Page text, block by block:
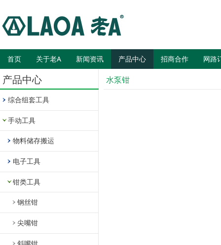
首页 关于老A 新闻资讯 产品中心 招商合作 网路
产品中心
综合组套工具
手动工具
物料储存搬运
电子工具
钳类工具
钢丝钳
尖嘴钳
水泵钳